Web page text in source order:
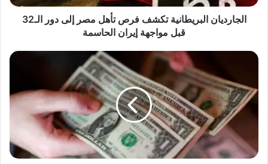
ن
ر
ا
ن
ي
ك
الجارديان البريطانية تكشف فرص تأهل مصر إلى دور الـ32
قبل مواجهة إيران الحاسمة
ا
و
ا
ل